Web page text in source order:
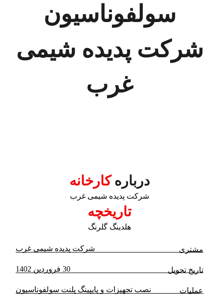
سولفوناسیون
شرکت پدیده شیمی
غرب
دربارهکارخانه
شرکت پدیده شیمی غرب
تاریخچه
هلدینگ گلرنگ
مشتری شرکت پدیده شیمی غرب
تاریخ تحویل 30 فروردین 1402
عملیات نصب تجهیزات و پایپینگ پلنت سولفوناسیون